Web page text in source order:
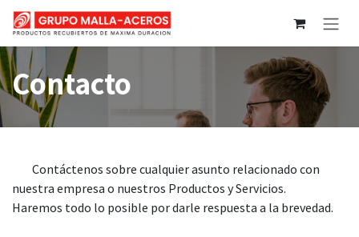
Ir al contenido
Contacto
​Contáctenos sobre cualquier asunto relacionado con
nuestra empresa o nuestros Productos y Servicios.
Haremos todo lo posible por darle respuesta a la brevedad.